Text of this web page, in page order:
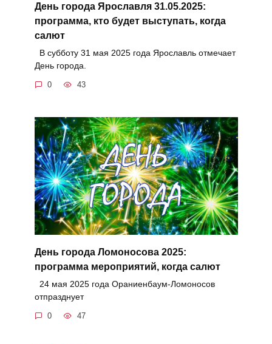
День города Ярославля 31.05.2025:
программа, кто будет выступать, когда
салют
В субботу 31 мая 2025 года Ярославль отмечает
День города.
0 43
День города Ломоносова 2025:
программа мероприятий, когда салют
24 мая 2025 года Ораниенбаум-Ломоносов
отпразднует
0 47